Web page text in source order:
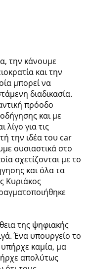
την κάνουμε
και την
μπορεί να
διαδικασία.
πρόοδο
και με
λίγο για τις
την ιδέα του car
ουσιαστικά στο
σχετίζονται με το
και όλα τα
Κυριάκος
της ψηφιακής
Ένα υπουργείο το
καμία, μα
απολύτως